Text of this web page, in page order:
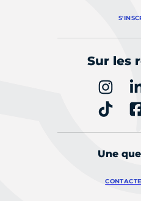
Sur les
Une